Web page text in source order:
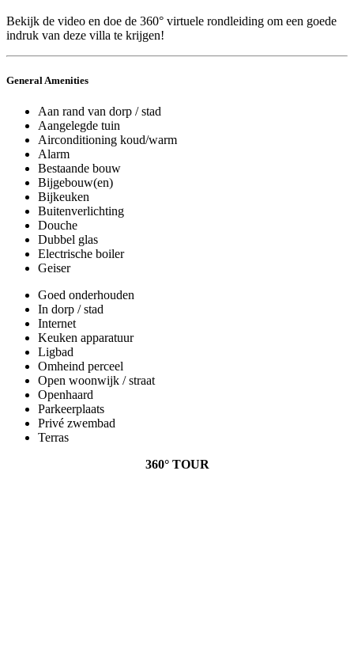
Bekijk de video en doe de 360° virtuele rondleiding om een goede
indruk van deze villa te krijgen!
General Amenities
Aan rand van dorp / stad
Aangelegde tuin
Airconditioning koud/warm
Alarm
Bestaande bouw
Bijgebouw(en)
Bijkeuken
Buitenverlichting
Douche
Dubbel glas
Electrische boiler
Geiser
Goed onderhouden
In dorp / stad
Internet
Keuken apparatuur
Ligbad
Omheind perceel
Open woonwijk / straat
Openhaard
Parkeerplaats
Privé zwembad
Terras
360° TOUR